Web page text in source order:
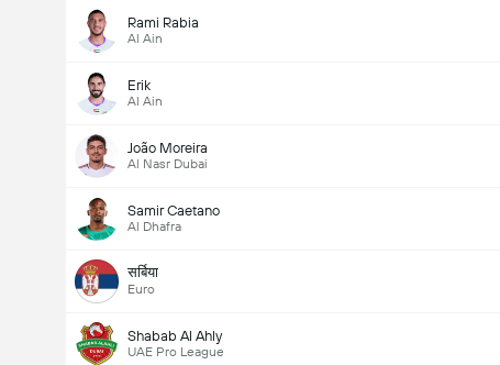
Rami Rabia
Al Ain
Erik
Al Ain
João Moreira
Al Nasr Dubai
Samir Caetano
Al Dhafra
सर्बिया
Euro
Shabab Al Ahly
UAE Pro League